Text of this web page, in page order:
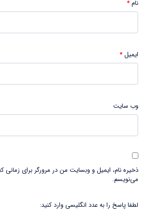
نام*
ایمیل*
وب‌ سایت
ذخیره نام، ایمیل و وبسایت من در مرورگر برای زمانی
می‌نویسم.
لطفا پاسخ را به عدد انگلیسی وارد کنید: